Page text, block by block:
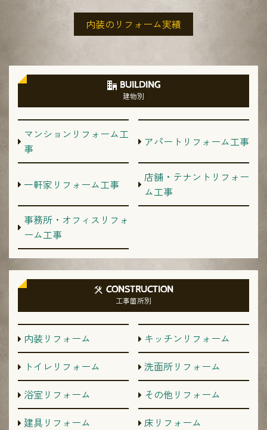
内装のリフォーム実績
BUILDING
建物別
マンションリフォーム工
事
アパートリフォーム工事
一軒家リフォーム工事
店舗・テナントリフォー
ム工事
事務所・オフィスリフォ
ーム工事
CONSTRUCTION
工事箇所別
内装リフォーム
キッチンリフォーム
トイレリフォーム
洗面所リフォーム
浴室リフォーム
その他リフォーム
建具リフォーム
床リフォーム